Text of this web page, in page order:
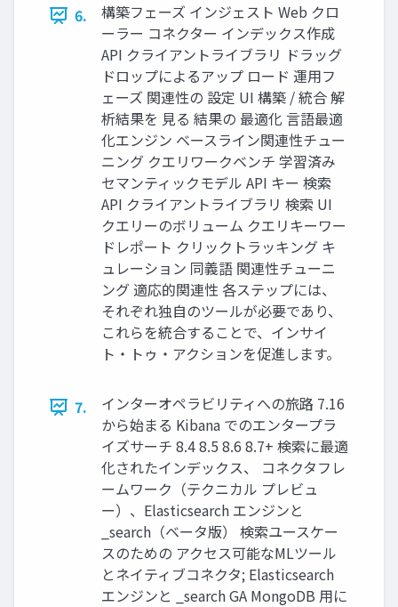
6.
構築フェーズ インジェスト Web クロ
ーラー コネクター インデックス作成
API クライアントライブラリ ドラッグ
ドロップによるアップ ロード 運⽤フ
ェーズ 関連性の 設定 UI 構築 / 統合 解
析結果を ⾒る 結果の 最適化 ⾔語最適
化エンジン ベースライン関連性チュー
ニング クエリワークベンチ 学習済み
セマンティックモデル API キー 検索
API クライアントライブラリ 検索 UI
クエリーのボリューム クエリキーワー
ドレポート クリックトラッキング キ
ュレーション 同義語 関連性チューニ
ング 適応的関連性 各ステップには、
それぞれ独⾃のツールが必要であり、
これらを統合することで、インサイ
ト・トゥ・アクションを促進します。
7.
インターオペラビリティへの旅路 7.16
から始まる Kibana でのエンタープラ
イズサーチ 8.4 8.5 8.6 8.7+ 検索に最適
化されたインデックス、 コネクタフレ
ームワーク（テクニカル プレビュ
ー）、Elasticsearch エンジンと
_search（ベータ版） 検索ユースケー
スのための アクセス可能なMLツール
とネイティブコネクタ; Elasticsearch
エンジンと _search GA MongoDB ⽤に